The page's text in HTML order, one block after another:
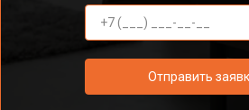
Отправить